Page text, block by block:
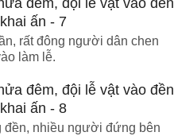
rất đông người dân chen
làm lễ.
đền, nhiều người đứng bên